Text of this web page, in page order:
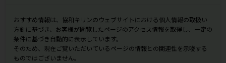
おすすめ情報は、協和キリンのウェブサイトにおける個人情報の取扱い
方針に基づき、お客様が閲覧したページのアクセス情報を取得し、一定の
条件に基づき自動的に表示しています。
そのため、現在ご覧いただいているページの情報との関連性を示唆する
ものではございません。